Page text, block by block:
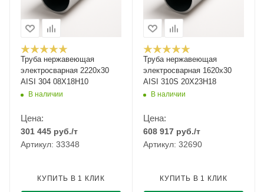
Труба нержавеющая
электросварная 2220х30
AISI 304 08Х18Н10
В наличии
Цена:
301 445 руб./т
Артикул: 33348
КУПИТЬ В 1 КЛИК
Труба нержавеющая
электросварная 1620х30
AISI 310S 20Х23Н18
В наличии
Цена:
608 917 руб./т
Артикул: 32690
КУПИТЬ В 1 КЛИК